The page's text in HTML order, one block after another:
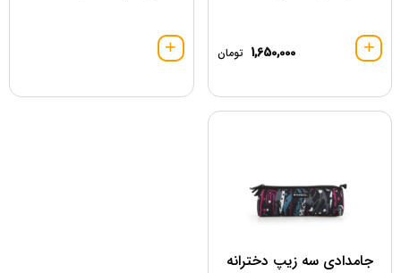
1,650,000 تومان
جامدادی سه زیپ دخترانه